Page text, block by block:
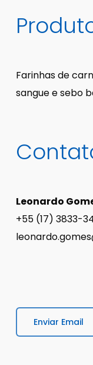
Farinhas de
sangue e sebo
Leonardo
+55 (17) 3833-
Enviar Email